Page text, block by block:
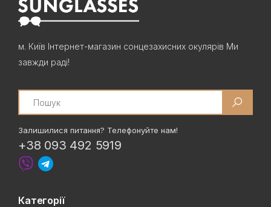
м. Київ Інтернет-магазин сонцезахисних окулярів Ми
завжди раді!
Search
Залишилися питання? Телефонуйте нам!
+38 093 492 5919
Категорії